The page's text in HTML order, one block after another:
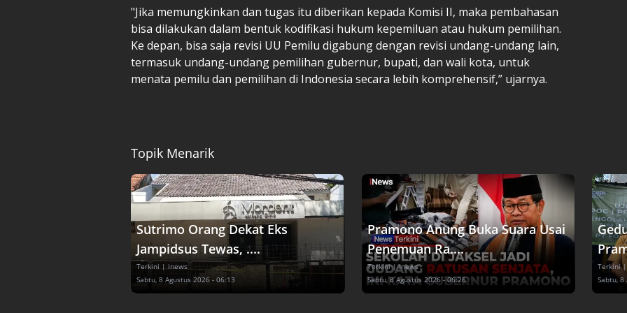
"Jika memungkinkan dan tugas itu diberikan kepada Komisi II, maka pembahasan
bisa dilakukan dalam bentuk kodifikasi hukum kepemiluan atau hukum pemilihan.
Ke depan, bisa saja revisi UU Pemilu digabung dengan revisi undang-undang lain,
termasuk undang-undang pemilihan gubernur, bupati, dan wali kota, untuk
menata pemilu dan pemilihan di Indonesia secara lebih komprehensif,” ujarnya.
Topik Menarik
Sutrimo Orang Dekat Eks
Jampidsus Tewas, ....
Terkini | inews
Sabtu, 8 Agustus 2026 - 06:13
Pramono Anung Buka Suara Usai
Penemuan Ra....
Terkini | inews
Sabtu, 8 Agustus 2026 - 06:26
Terkini |
Sabtu, 8